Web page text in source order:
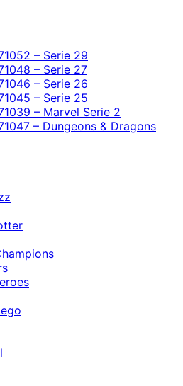
– Serie 29
– Serie 27
– Serie 26
– Serie 25
– Marvel Serie 2
– Dungeons & Dragons